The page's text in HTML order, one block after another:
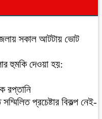
সকাল আটটায় ভোট
হুমকি দেওয়া হয়:
রপ্তানি
প্রচেষ্টার বিকল্প নেই-